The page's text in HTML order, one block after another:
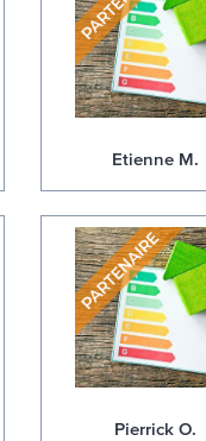
Etienne M.
Pierrick O.